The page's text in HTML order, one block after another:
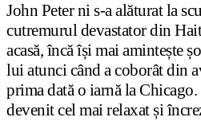
John Peter ni s-a alăturat la
cutremurul devastator din
acasă, încă își mai amintește
lui atunci când a coborât din
prima dată o iarnă la
devenit cel mai relaxat și